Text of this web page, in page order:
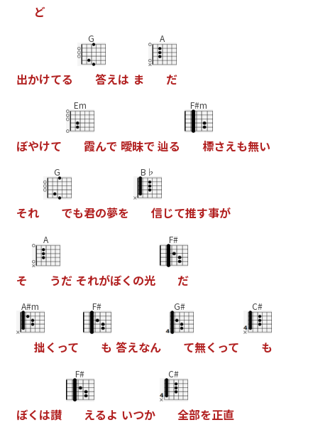
と
出かけてる
G
答えは ま
A
た
ほやけて
Em
霞んて 曖昧て 辿る
F#m
標さえも無い
それ
G
ても君の夢を
B♭
信して推す事か
そ
A
うた それかほく の光
F#
た
A#m
拙く って
F#
も 答えなん
G#
て無く って
C#
も
ほく は讃
F#
えるよ いつか
C#
全部を正直